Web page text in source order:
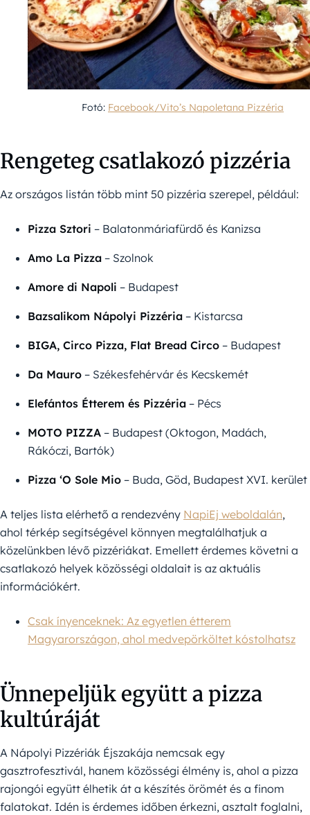
Fotó: Facebook/Vito’s Napoletana Pizzéria
Rengeteg csatlakozó pizzéria
Az országos listán több mint 50 pizzéria szerepel, például:
Pizza Sztori – Balatonmáriafürdő és Kanizsa
Amo La Pizza – Szolnok
Amore di Napoli – Budapest
Bazsalikom Nápolyi Pizzéria – Kistarcsa
BIGA, Circo Pizza, Flat Bread Circo – Budapest
Da Mauro – Székesfehérvár és Kecskemét
Elefántos Étterem és Pizzéria – Pécs
MOTO PIZZA – Budapest (Oktogon, Madách,
Rákóczi, Bartók)
Pizza ‘O Sole Mio – Buda, Göd, Budapest XVI. kerület
A teljes lista elérhető a rendezvény NapiEj weboldalán,
ahol térkép segítségével könnyen megtalálhatjuk a
közelünkben lévő pizzériákat. Emellett érdemes követni a
csatlakozó helyek közösségi oldalait is az aktuális
információkért.
Csak ínyenceknek: Az egyetlen étterem
Magyarországon, ahol medvepörköltet kóstolhatsz
Ünnepeljük együtt a pizza
kultúráját
A Nápolyi Pizzériák Éjszakája nemcsak egy
gasztrofesztivál, hanem közösségi élmény is, ahol a pizza
rajongói együtt élhetik át a készítés örömét és a finom
falatokat. Idén is érdemes időben érkezni, asztalt foglalni,